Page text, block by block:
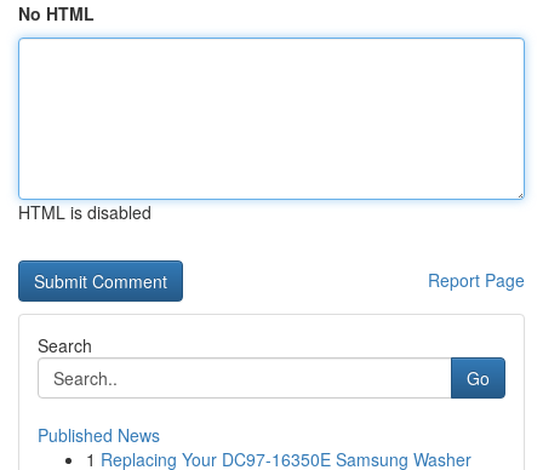
No HTML
HTML is disabled
Report Page
Search
Go
Published News
1 Replacing Your DC97-16350E Samsung Washer